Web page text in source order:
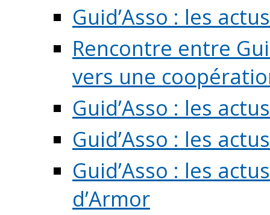
Guid’Asso : les
Rencontre entre
vers une
Guid’Asso : les
Guid’Asso : les
Guid’Asso : les
d’Armor